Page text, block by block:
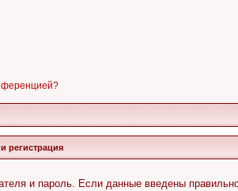
регистрация
и пароль. Если данные введены